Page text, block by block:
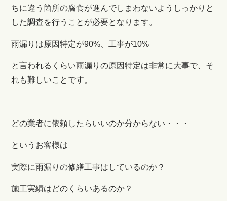
ちに違う箇所の腐食が進んでしまわないようしっかりと
した調査を行うことが必要となります。
雨漏りは原因特定が90%、工事が10%
と言われるくらい雨漏りの原因特定は非常に大事で、そ
れも難しいことです。
どの業者に依頼したらいいのか分からない・・・
というお客様は
実際に雨漏りの修繕工事はしているのか？
施工実績はどのくらいあるのか？